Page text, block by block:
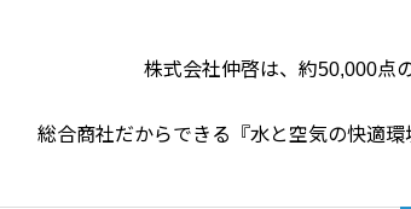
株式会社仲啓は、約50,000点
総合商社だからできる『水と空気の快適